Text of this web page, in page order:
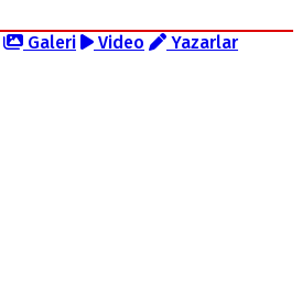
Galeri Video
Yazarlar